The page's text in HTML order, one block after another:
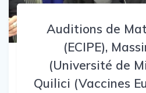
Auditions de
(ECIPE),
(Université de
Quilici (Vaccines